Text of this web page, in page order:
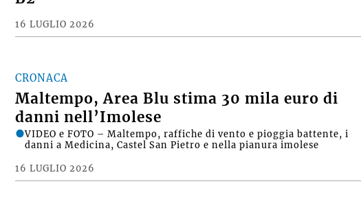
B2
CRONACA
Maltempo, Area Blu stima 30 mila euro di
danni nell’Imolese
VIDEO e FOTO – Maltempo, raffiche di vento e pioggia battente, i
danni a Medicina, Castel San Pietro e nella pianura imolese